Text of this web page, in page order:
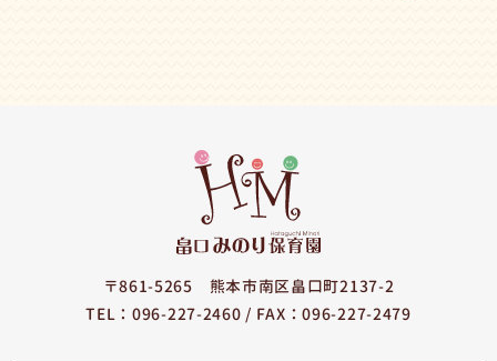
〒861-5265
熊本市南区畠口町2137-2
TEL：096-227-2460 / FAX：096-227-2479